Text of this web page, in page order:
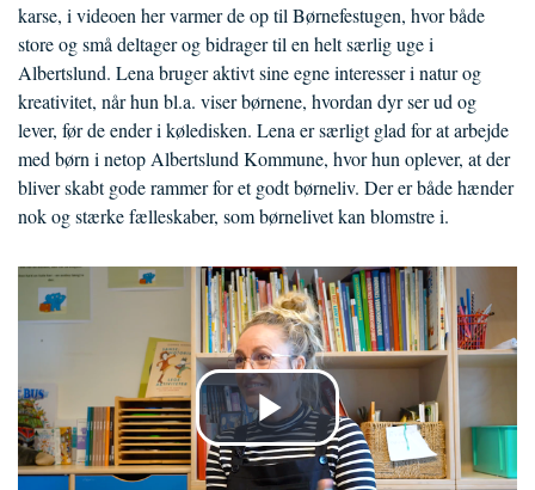
karse, i videoen her varmer de op til Børnefestugen, hvor både
store og små deltager og bidrager til en helt særlig uge i
Albertslund. Lena bruger aktivt sine egne interesser i natur og
kreativitet, når hun bl.a. viser børnene, hvordan dyr ser ud og
lever, før de ender i køledisken. Lena er særligt glad for at arbejde
med børn i netop Albertslund Kommune, hvor hun oplever, at der
bliver skabt gode rammer for et godt børneliv. Der er både hænder
nok og stærke fælleskaber, som børnelivet kan blomstre i.